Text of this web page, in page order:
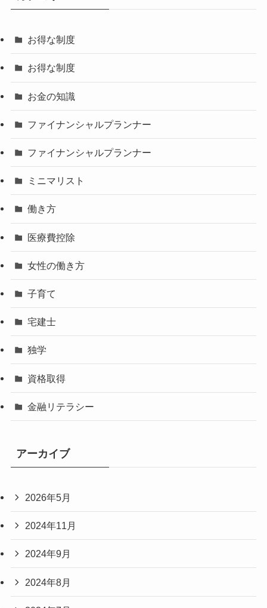
お得な制度
お得な制度
お金の知識
ファイナンシャルプランナー
ファイナンシャルプランナー
ミニマリスト
働き方
医療費控除
女性の働き方
子育て
宅建士
独学
資格取得
金融リテラシー
アーカイブ
2026年5月
2024年11月
2024年9月
2024年8月